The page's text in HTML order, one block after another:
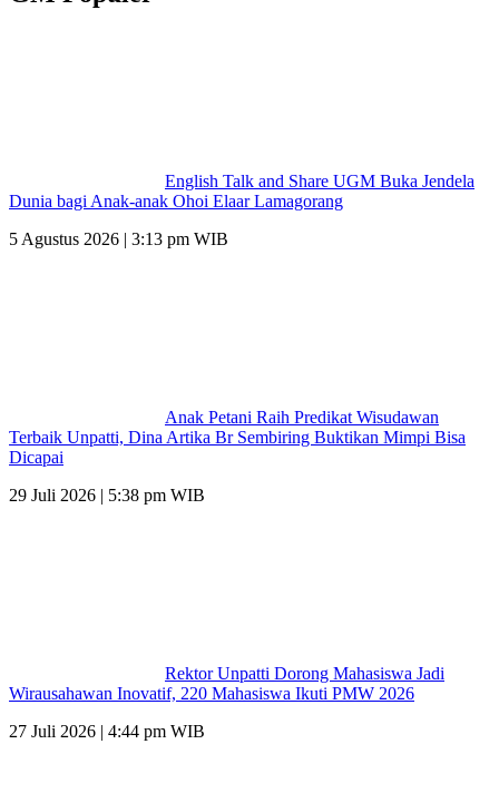
English Talk and Share UGM Buka Jendela
Dunia bagi Anak-anak Ohoi Elaar Lamagorang
5 Agustus 2026 | 3:13 pm WIB
Anak Petani Raih Predikat Wisudawan
Terbaik Unpatti, Dina Artika Br Sembiring Buktikan Mimpi Bisa
Dicapai
29 Juli 2026 | 5:38 pm WIB
Rektor Unpatti Dorong Mahasiswa Jadi
Wirausahawan Inovatif, 220 Mahasiswa Ikuti PMW 2026
27 Juli 2026 | 4:44 pm WIB